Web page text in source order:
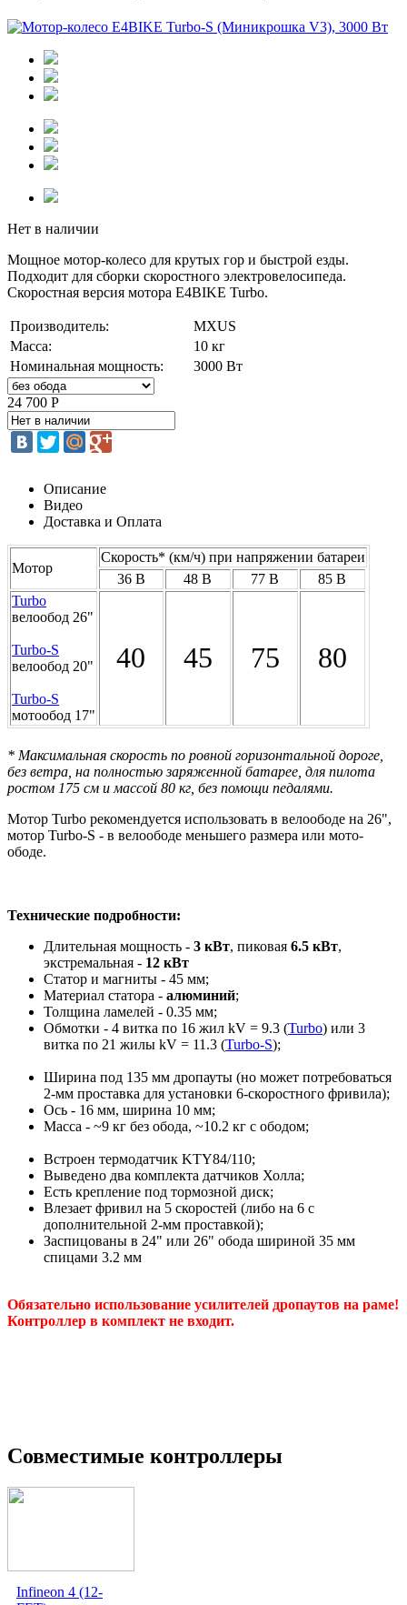
Нет в наличии
Мощное мотор-колесо для крутых гор и быстрой езды.
Подходит для сборки скоростного электровелосипеда.
Скоростная версия мотора E4BIKE Turbo.
Производитель:
MXUS
Масса:
10 кг
Номинальная мощность:
3000 Вт
24 700 Р
Описание
Видео
Доставка и Оплата
Мотор
Скорость* (км/ч) при напряжении батареи
36 В
48 В 77 В
85 В
Turbo
велообод 26"
Turbo-S
велообод 20"
Turbo-S
мотообод 17"
40 45 75 80
* Максимальная скорость по ровной горизонтальной дороге,
без ветра, на полностью заряженной батарее, для пилота
ростом 175 см и массой 80 кг, без помощи педалями.
Мотор Turbo рекомендуется использовать в велоободе на 26",
мотор Turbo-S - в велоободе меньшего размера или мото-
ободе.
Технические подробности:
Длительная мощность - 3 кВт, пиковая 6.5 кВт,
экстремальная - 12 кВт
Статор и магниты - 45 мм;
Материал статора - алюминий;
Толщина ламелей - 0.35 мм;
Обмотки - 4 витка по 16 жил kV = 9.3 (Turbo) или 3
витка по 21 жилы kV = 11.3 (Turbo-S);
Ширина под 135 мм дропауты (но может потребоваться
2-мм проставка для установки 6-скоростного фривила);
Ось - 16 мм, ширина 10 мм;
Масса - ~9 кг без обода, ~10.2 кг с ободом;
Встроен термодатчик KTY84/110;
Выведено два комплекта датчиков Холла;
Есть крепление под тормозной диск;
Влезает фривил на 5 скоростей (либо на 6 с
дополнительной 2-мм проставкой);
Заспицованы в 24" или 26" обода шириной 35 мм
спицами 3.2 мм
Обязательно использование усилителей дропаутов на раме!
Контроллер в комплект не входит.
Совместимые контроллеры
Infineon 4 (12-